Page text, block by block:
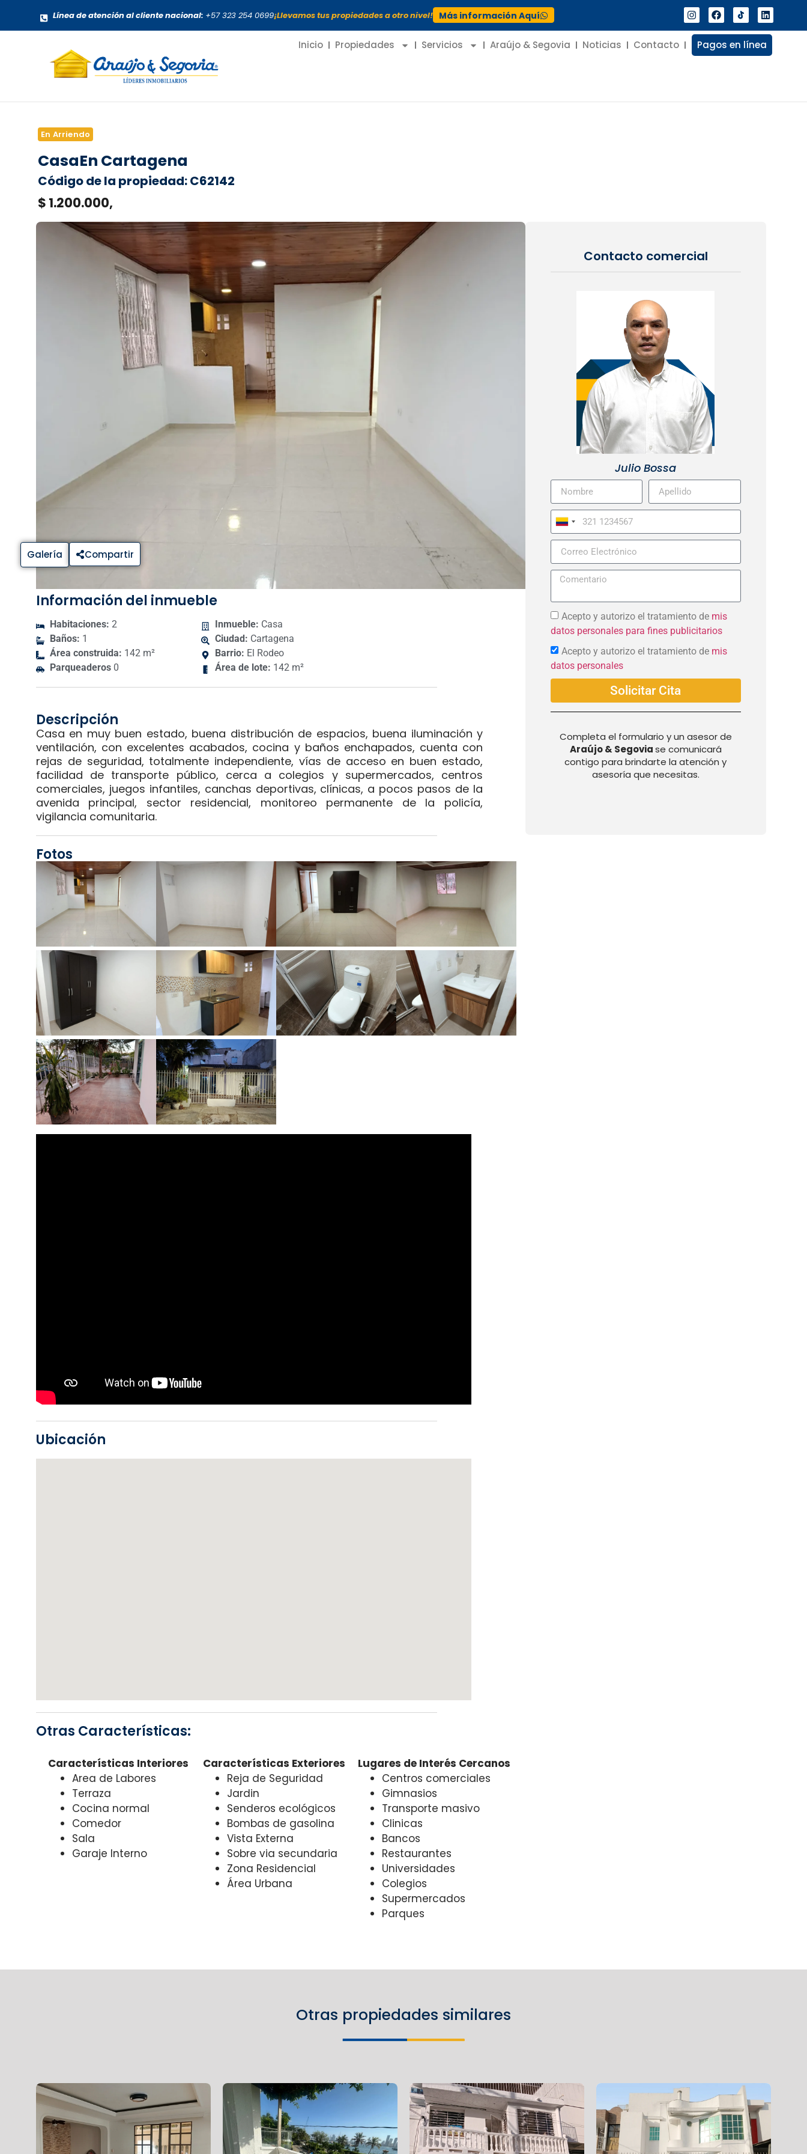
Línea de atención al cliente nacional: +57 323 254 0699¡Llevamos tus propiedades a otro nivel! Más información Aquí
Inicio Propiedades Servicios Araújo & Segovia Noticias Contacto Pagos en línea
En Arriendo
CasaEn Cartagena
Código de la propiedad: C62142
$ 1.200.000,
Galería Compartir
Información del inmueble
Habitaciones: 2
Baños: 1
Área construida: 142 m²
Parqueaderos 0
Inmueble: Casa
Ciudad: Cartagena
Barrio: El Rodeo
Área de lote: 142 m²
Descripción
Casa en muy buen estado, buena distribución de espacios, buena iluminación y
ventilación, con excelentes acabados, cocina y baños enchapados, cuenta con
rejas de seguridad, totalmente independiente, vías de acceso en buen estado,
facilidad de transporte público, cerca a colegios y supermercados, centros
comerciales, juegos infantiles, canchas deportivas, clínicas, a pocos pasos de la
avenida principal, sector residencial, monitoreo permanente de la policía,
vigilancia comunitaria.
Fotos
Ubicación
Otras Características:
Características Interiores
Area de Labores
Terraza
Cocina normal
Comedor
Sala
Garaje Interno
Características Exteriores
Reja de Seguridad
Jardin
Senderos ecológicos
Bombas de gasolina
Vista Externa
Sobre via secundaria
Zona Residencial
Área Urbana
Lugares de Interés Cercanos
Centros comerciales
Gimnasios
Transporte masivo
Clinicas
Bancos
Restaurantes
Universidades
Colegios
Supermercados
Parques
Contacto comercial
Julio Bossa
Colombia
+57
Acepto y autorizo el tratamiento de mis
datos personales para fines publicitarios
Acepto y autorizo el tratamiento de mis
datos personales
Solicitar Cita
Completa el formulario y un asesor de
Araújo & Segoviase comunicará
contigo para brindarte la atención y
asesoría que necesitas.
Otras propiedades similares